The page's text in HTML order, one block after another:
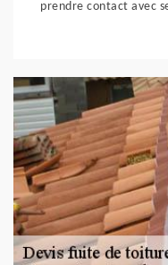
prendre contact avec